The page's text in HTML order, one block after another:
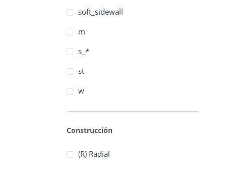
soft_sidewall
m
s_*
st
w
Construcción
(R) Radial